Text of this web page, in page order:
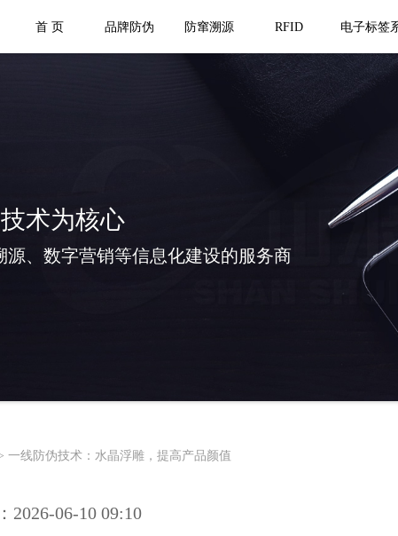
首 页
品牌防伪 防窜溯源 RFID 电子标签
术为核心
、数字营销等信息化建设的服务商
一线防伪技术：水晶浮雕，提高产品颜值
2026-06-10 09:10